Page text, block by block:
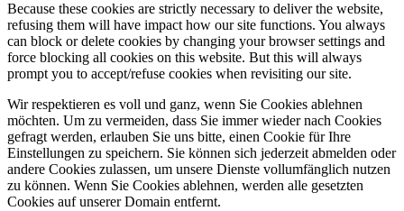
Because these cookies are strictly necessary to deliver the website,
refusing them will have impact how our site functions. You always
can block or delete cookies by changing your browser settings and
force blocking all cookies on this website. But this will always
prompt you to accept/refuse cookies when revisiting our site.
Wir respektieren es voll und ganz, wenn Sie Cookies ablehnen
möchten. Um zu vermeiden, dass Sie immer wieder nach Cookies
gefragt werden, erlauben Sie uns bitte, einen Cookie für Ihre
Einstellungen zu speichern. Sie können sich jederzeit abmelden oder
andere Cookies zulassen, um unsere Dienste vollumfänglich nutzen
zu können. Wenn Sie Cookies ablehnen, werden alle gesetzten
Cookies auf unserer Domain entfernt.